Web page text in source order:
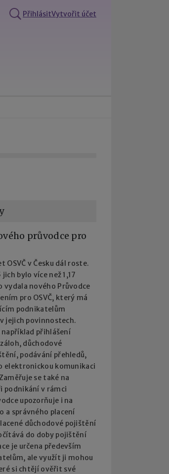
PřihlásitVytvořit účet
průvodce pro
OSVČ v Česku dál roste.
bylo více než 1,17
vydala nového Průvodce
pro OSVČ, který má
podnikatelům
jejich povinnostech.
přihlášení
důchodové
podávání přehledů,
elektronickou komunikaci
se také na
podnikání v rámci
upozorňuje i na
a správného placení
důchodové pojištění
do doby pojištění
je určena především
ale využít ji mohou
si chtějí ověřit své